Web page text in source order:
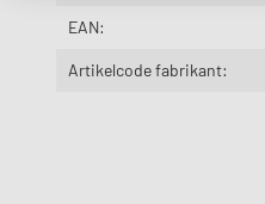
EAN:
Artikelcode fabrikant: